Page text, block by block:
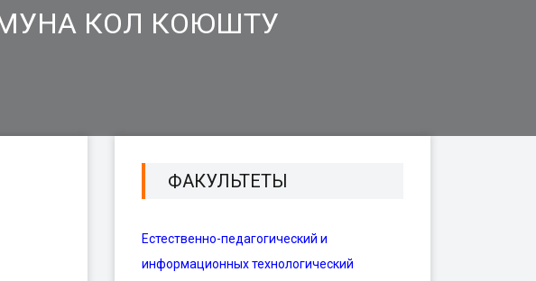
КОЛ КОЮШТУ
ФАКУЛЬТЕТЫ
Естественно-педагогический и
информационных технологический